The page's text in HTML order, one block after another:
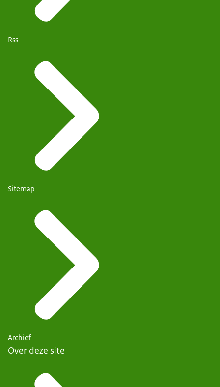
Rss
Sitemap
Archief
Over deze site